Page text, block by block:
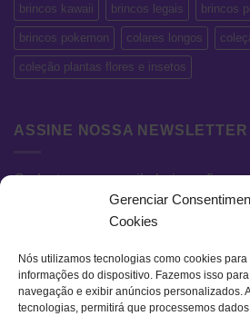
Gerenciar
Cookies
Nós utilizamos tecnologias como cookies
informações do dispositivo. Fazemos isso
navegação e exibir anúncios personalizados.
tecnologias, permitirá que processemos
brincos kawaii brincos legais brincos
brincos pokemon colares longos
coleção plantas flores e insetos
ASSINE NOSSA NEWSLETTER
Cadastre seu e-mail abaixo e fique
novidades e promoções exclusivas.